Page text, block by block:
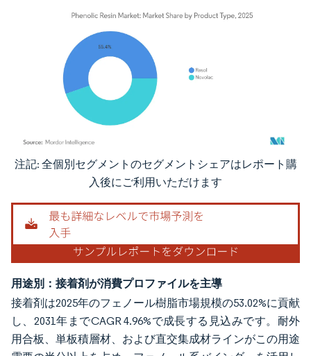
画像 © Mordor Intelligence。再利用にはCC BY 4.0の表示が必要です。
注記: 全個別セグメントのセグメントシェアはレポート購
入後にご利用いただけます
用途別：接着剤が消費プロファイルを主導
接着剤は2025年のフェノール樹脂市場規模の53.02%に貢献
し、2031年までCAGR 4.96%で成長する見込みです。耐外
用合板、単板積層材、および直交集成材ラインがこの用途